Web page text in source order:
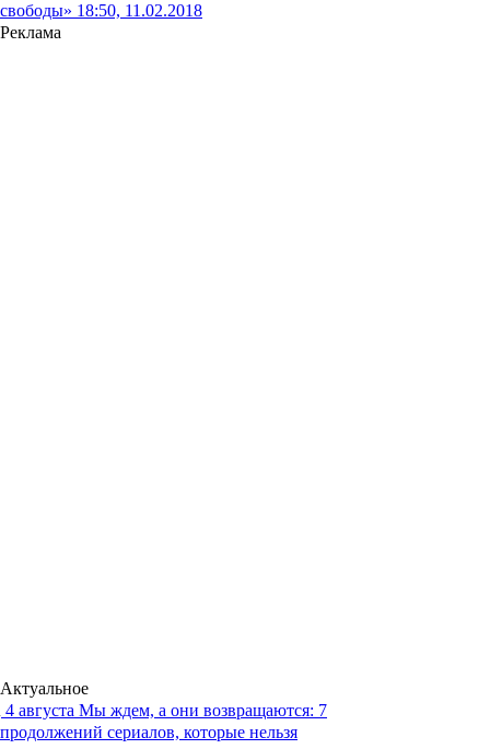
свободы» 18:50, 11.02.2018
Реклама
Актуальное
4 августа Мы ждем, а они возвращаются: 7
продолжений сериалов, которые нельзя